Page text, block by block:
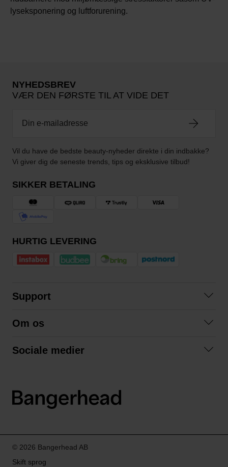
lyseksponering og luftforurening.
NYHEDSBREV
VÆR DEN FØRSTE TIL AT VIDE DET
Vil du have de bedste beauty-nyheder direkte i din indbakke?
Vi giver dig de seneste trends, tips og eksklusive tilbud!
SIKKER BETALING
HURTIG LEVERING
Support
Betingelser
Om os
Sociale medier
LinkedIn
© 2026 Bangerhead AB
Skift sprog